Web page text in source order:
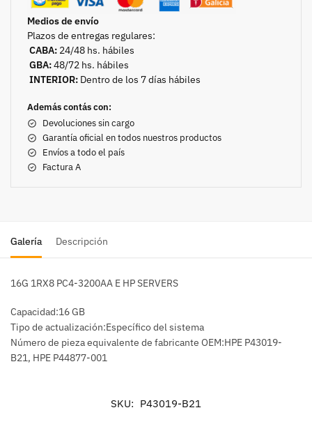
Medios de envío
Plazos de entregas regulares:
CABA: 24/48 hs. hábiles
GBA:48/72 hs. hábiles
INTERIOR:Dentro de los 7 días hábiles
Además contás con:
Devoluciones sin cargo
Garantía oficial en todos nuestros productos
Envíos a todo el país
Factura A
Galería Descripción
16G 1RX8 PC4-3200AA E HP SERVERS
Capacidad:16 GB
Tipo de actualización:Específico del sistema
Número de pieza equivalente de fabricante OEM:HPE P43019-
B21, HPE P44877-001
SKU: P43019-B21